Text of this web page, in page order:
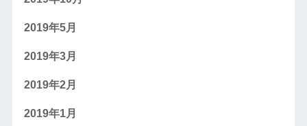
2019年5月
2019年3月
2019年2月
2019年1月